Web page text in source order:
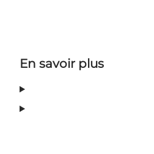
En savoir plus